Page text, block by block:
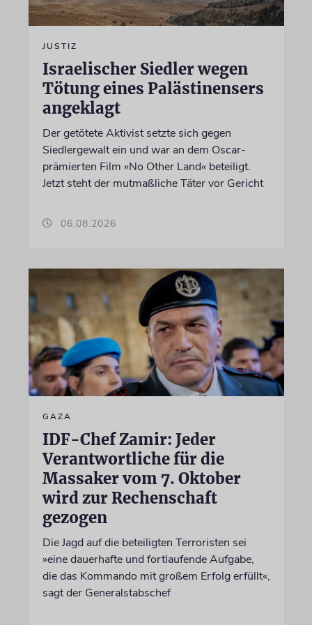
JUSTIZ
Israelischer Siedler wegen
Tötung eines Palästinensers
angeklagt
Der getötete Aktivist setzte sich gegen
Siedlergewalt ein und war an dem Oscar-
prämierten Film »No Other Land« beteiligt.
Jetzt steht der mutmaßliche Täter vor Gericht
06.08.2026
GAZA
IDF-Chef Zamir: Jeder
Verantwortliche für die
Massaker vom 7. Oktober
wird zur Rechenschaft
gezogen
Die Jagd auf die beteiligten Terroristen sei
»eine dauerhafte und fortlaufende Aufgabe,
die das Kommando mit großem Erfolg erfüllt«,
sagt der Generalstabschef